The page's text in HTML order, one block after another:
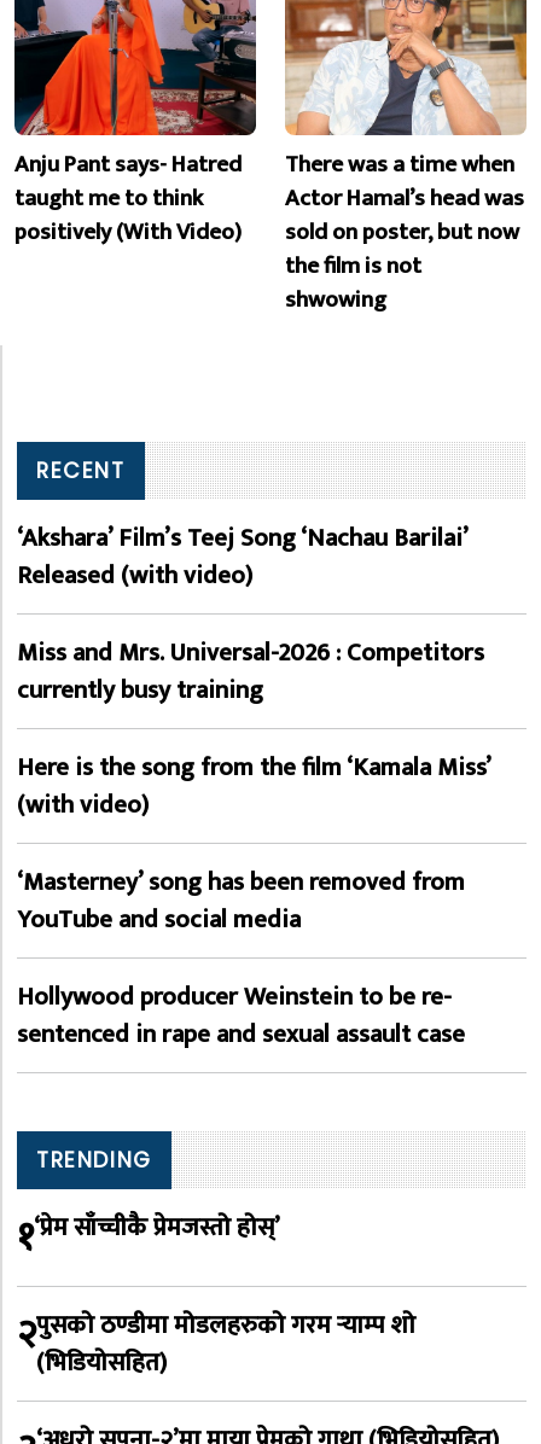
Anju Pant says- Hatred
taught me to think
positively (With Video)
There was a time when
Actor Hamal’s head was
sold on poster, but now
the film is not
shwowing
RECENT
‘Akshara’ Film’s Teej Song ‘Nachau Barilai’
Released (with video)
Miss and Mrs. Universal-2026 : Competitors
currently busy training
Here is the song from the film ‘Kamala Miss’
(with video)
‘Masterney’ song has been removed from
YouTube and social media
Hollywood producer Weinstein to be re-
sentenced in rape and sexual assault case
TRENDING
१‘प्रेम साँच्चीकै प्रेमजस्तो होस्’
२पुसको ठण्डीमा मोडलहरुको गरम र्‍याम्प शो
(भिडियोसहित)